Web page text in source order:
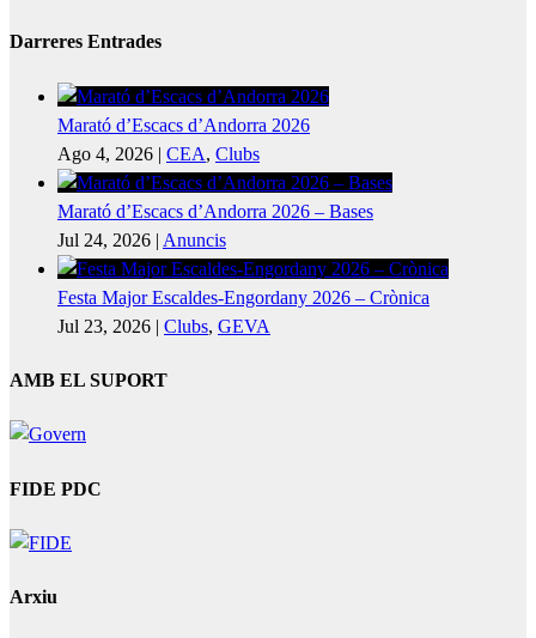
Darreres Entrades
Marató d’Escacs d’Andorra 2026
Ago 4, 2026 | CEA, Clubs
Marató d’Escacs d’Andorra 2026 – Bases
Jul 24, 2026 | Anuncis
Festa Major Escaldes-Engordany 2026 – Crònica
Jul 23, 2026 | Clubs, GEVA
AMB EL SUPORT
FIDE PDC
Arxiu